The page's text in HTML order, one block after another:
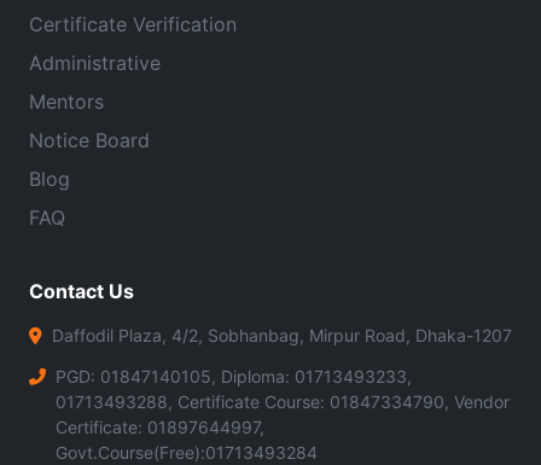
Certificate Verification
Administrative
Mentors
Notice Board
Blog
FAQ
Contact Us
Daffodil Plaza, 4/2, Sobhanbag, Mirpur Road, Dhaka-1207
PGD: 01847140105, Diploma: 01713493233,
01713493288, Certificate Course: 01847334790, Vendor
Certificate: 01897644997,
Govt.Course(Free):01713493284